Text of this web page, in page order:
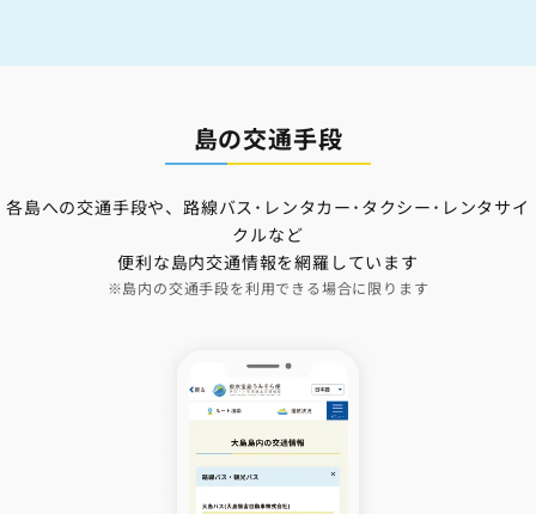
島の交通手段
各島への交通手段や、路線バス･レンタカー･タクシー･レンタサイ
クルなど
便利な島内交通情報を網羅しています
※島内の交通手段を利用できる場合に限ります